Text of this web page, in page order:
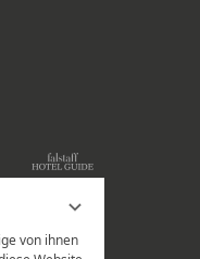
von ihnen